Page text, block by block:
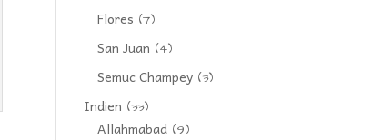
Flores (7)
San Juan (4)
Semuc Champey (3)
Indien (33)
Allahmabad (9)